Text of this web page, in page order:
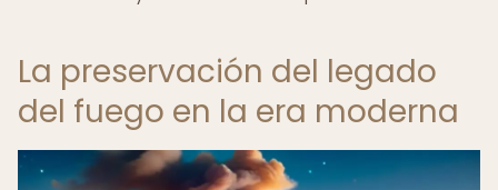
La preservación del legado
del fuego en la era moderna